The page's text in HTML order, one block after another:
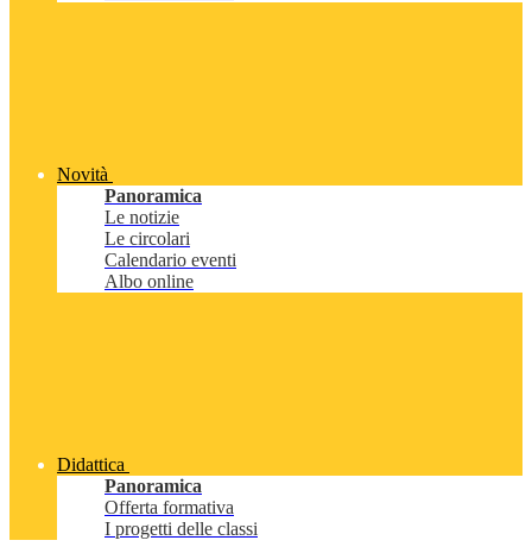
Novità
Panoramica
Le notizie
Le circolari
Calendario eventi
Albo online
Didattica
Panoramica
Offerta formativa
I progetti delle classi